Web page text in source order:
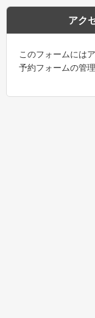
アク
このフォームには
予約フォームの管